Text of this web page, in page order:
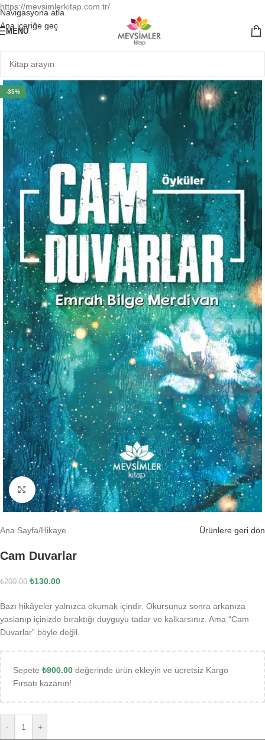
https://mevsimlerkitap.com.tr/
Navigasyona atla
Ana içeriğe geç
MENÜ
-35%
Büyütmek için tıklayın
Ana Sayfa/Hikaye Ürünlere geri dön
Cam Duvarlar
₺200.00 ₺130.00
Bazı hikâyeler yalnızca okumak içindir. Okursunuz sonra arkanıza
yaslanıp içinizde bıraktığı duyguyu tadar ve kalkarsınız. Ama “Cam
Duvarlar” böyle değil.
Sepete ₺900.00 değerinde ürün ekleyin ve ücretsiz Kargo
Fırsatı kazanın!
- +